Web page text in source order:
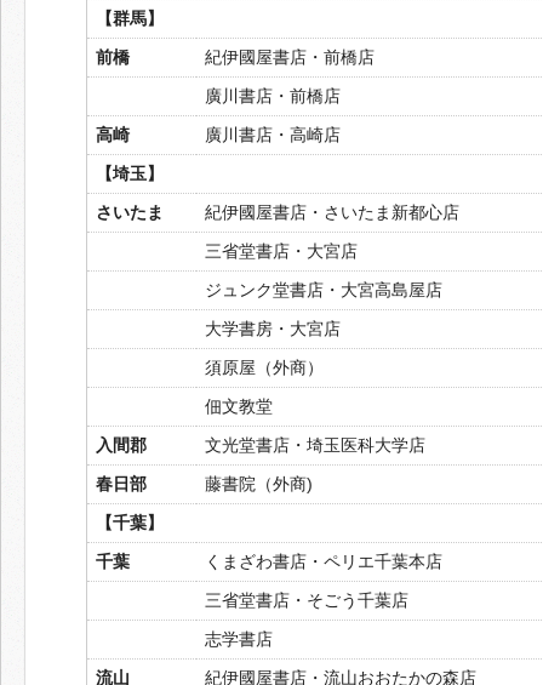
【群馬】
前橋
紀伊國屋書店・前橋店
廣川書店・前橋店
高崎
廣川書店・高崎店
【埼玉】
さいたま
紀伊國屋書店・さいたま新都心店
三省堂書店・大宮店
ジュンク堂書店・大宮高島屋店
大学書房・大宮店
須原屋（外商）
佃文教堂
入間郡
文光堂書店・埼玉医科大学店
春日部
藤書院（外商)
【千葉】
千葉
くまざわ書店・ペリエ千葉本店
三省堂書店・そごう千葉店
志学書店
流山
紀伊國屋書店・流山おおたかの森店